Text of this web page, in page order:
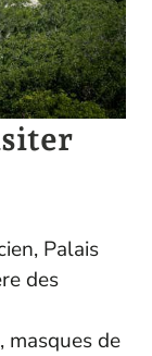
Palais
des
masques de